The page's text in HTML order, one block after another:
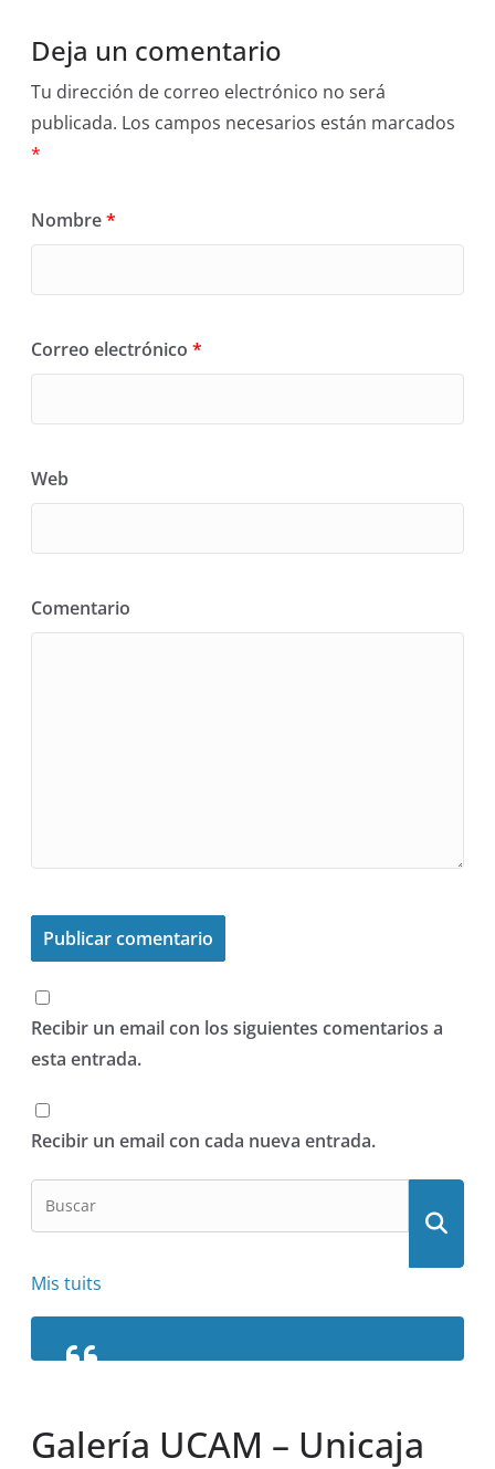
Deja un comentario
Tu dirección de correo electrónico no será
publicada. Los campos necesarios están marcados
*
Nombre*
Correo electrónico*
Web
Comentario
Recibir un email con los siguientes comentarios a
esta entrada.
Recibir un email con cada nueva entrada.
Mis tuits
Galería UCAM – Unicaja